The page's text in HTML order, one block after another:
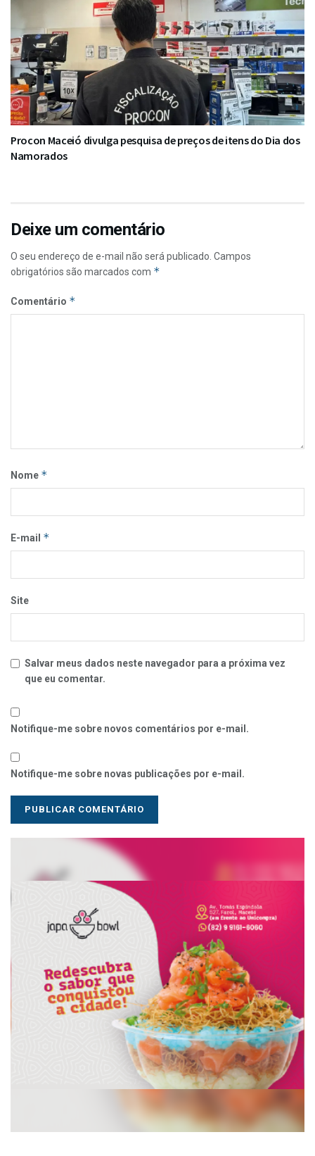
Procon Maceió divulga pesquisa de preços de itens do Dia dos
Namorados
Deixe um comentário
O seu endereço de e-mail não será publicado. Campos
obrigatórios são marcados com *
Comentário *
Nome *
E-mail *
Site
Salvar meus dados neste navegador para a próxima vez
que eu comentar.
Notifique-me sobre novos comentários por e-mail.
Notifique-me sobre novas publicações por e-mail.